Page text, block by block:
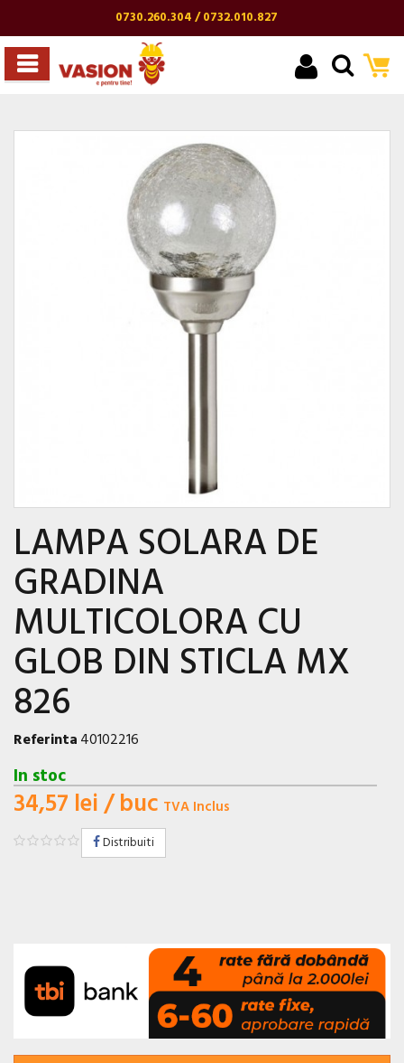
0730.260.304 / 0732.010.827
LAMPA SOLARA DE
GRADINA
MULTICOLORA CU
GLOB DIN STICLA MX
826
Referinta40102216
In stoc
34,57 lei/ buc TVA Inclus
Distribuiti